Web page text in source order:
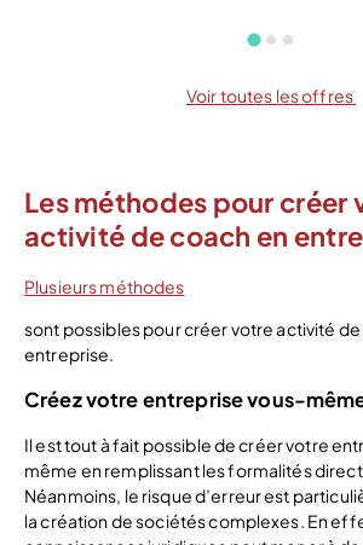
Voir toutes les offres
Les méthodes pour créer
activité de coach en
Plusieurs méthodes
sont possibles pour créer votre activité
entreprise.
Créez votre entreprise vous-
Il est tout à fait possible de créer votre
même en remplissant les formalités
Néanmoins, le risque d’erreur est
la création de sociétés complexes. En